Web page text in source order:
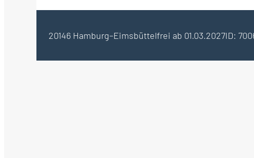
20146 Hamburg–Eimsbüttelfrei ab 01.03.2027ID: